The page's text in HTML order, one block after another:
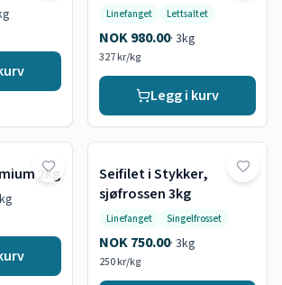
Linefanget Lettsaltet
NOK 980.00· 3kg
327 kr/kg
Legg i kurv
2kg
Seifilet i Stykker,
sjøfrossen 3kg
Linefanget Singelfrosset
NOK 750.00· 3kg
250 kr/kg